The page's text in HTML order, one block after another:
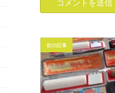
前の記事